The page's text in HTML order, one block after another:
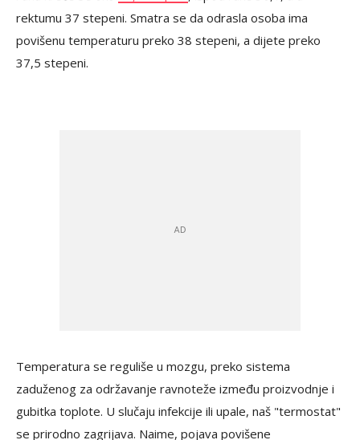
rektumu 37 stepeni. Smatra se da odrasla osoba ima
povišenu temperaturu preko 38 stepeni, a dijete preko
37,5 stepeni.
Temperatura se reguliše u mozgu, preko sistema
zaduženog za održavanje ravnoteže između proizvodnje i
gubitka toplote. U slučaju infekcije ili upale, naš "termostat"
se prirodno zagrijava. Naime, pojava povišene